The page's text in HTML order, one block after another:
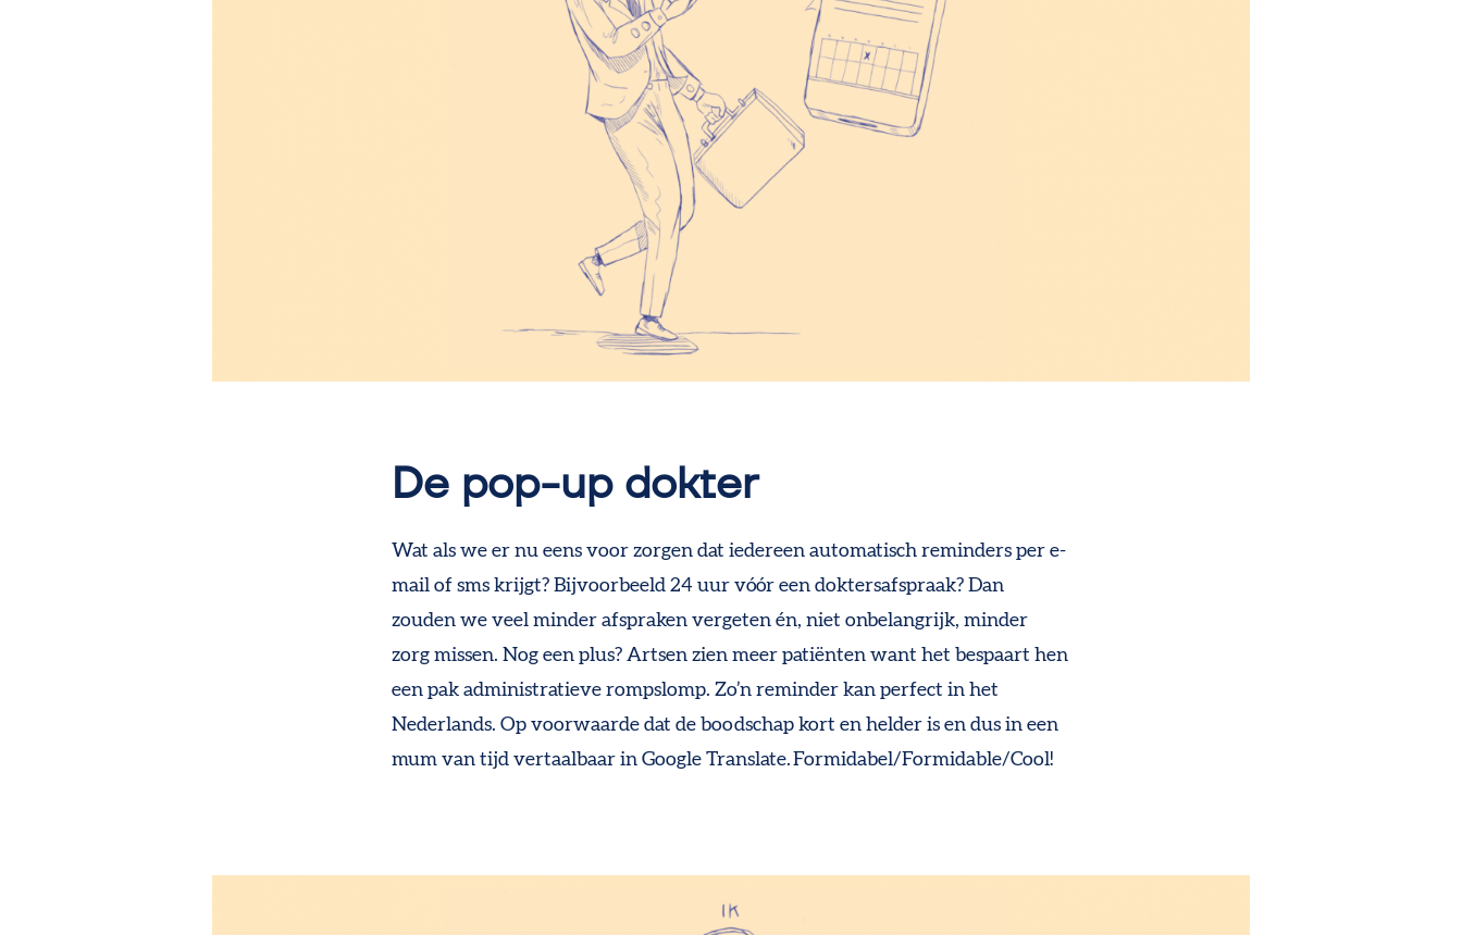
De pop-up dokter
Watals we er nueens voor zorgen dat iedereen automatisch reminders pere-
mail ofsms krijgt? Bijvoorbeeld24 uur vóór een doktersafspraak?Dan
zouden we veelminderafspraken vergeten én, nietonbelangrijk,minder
zorg missen.Nog eenplus?Artsen zien meer patiënten want het bespaarthen
een pak administratieverompslomp.Zo’n reminderkan perfect in het
Nederlands. Op voorwaarde dat de boodschap kort en helder is en dus in een
mum van tijd vertaalbaarin Google Translate.Formidabel/Formidable/Cool!